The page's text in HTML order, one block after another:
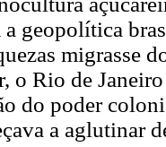
geopolítica
migrasse
o Rio de
do poder
a aglutinar